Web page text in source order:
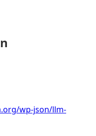
wp-json/llm-